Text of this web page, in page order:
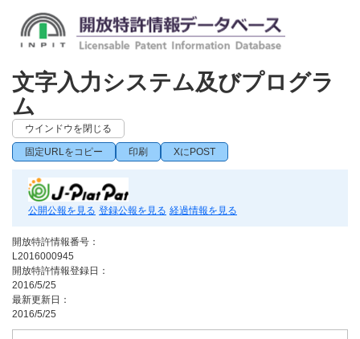
文字入力システム及びプログラ
ム
ウインドウを閉じる
固定URLをコピー 印刷 XにPOST
公開公報を見る 登録公報を見る 経過情報を見る
開放特許情報番号：
L2016000945
開放特許情報登録日：
2016/5/25
最新更新日：
2016/5/25